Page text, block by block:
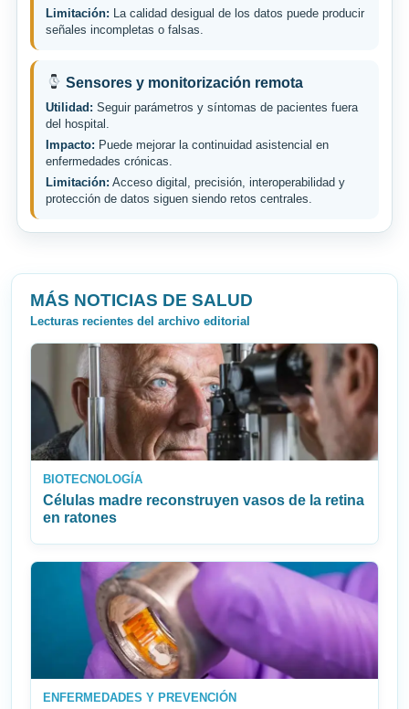
Limitación: La calidad desigual de los datos puede producir
señales incompletas o falsas.
Sensores y monitorización remota
Utilidad: Seguir parámetros y síntomas de pacientes fuera
del hospital.
Impacto: Puede mejorar la continuidad asistencial en
enfermedades crónicas.
Limitación: Acceso digital, precisión, interoperabilidad y
protección de datos siguen siendo retos centrales.
MÁS NOTICIAS DE SALUD
Lecturas recientes del archivo editorial
BIOTECNOLOGÍA
Células madre reconstruyen vasos de la retina
en ratones
ENFERMEDADES Y PREVENCIÓN